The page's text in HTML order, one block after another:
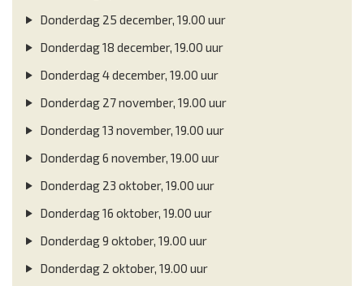
Donderdag 25 december, 19.00 uur
Donderdag 18 december, 19.00 uur
Donderdag 4 december, 19.00 uur
Donderdag 27 november, 19.00 uur
Donderdag 13 november, 19.00 uur
Donderdag 6 november, 19.00 uur
Donderdag 23 oktober, 19.00 uur
Donderdag 16 oktober, 19.00 uur
Donderdag 9 oktober, 19.00 uur
Donderdag 2 oktober, 19.00 uur